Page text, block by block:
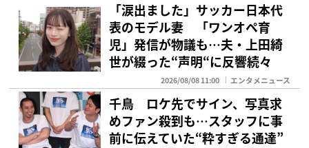
「涙出ました」サッカー日本代
表のモデル妻 「ワンオペ育
児」発信が物議も…夫・上田綺
世が綴った“声明“に反響続々
2026/08/08 11:00 エンタメニュース
千鳥 ロケ先でサイン、写真求
めファン殺到も…スタッフに事
前に伝えていた“粋すぎる通達”